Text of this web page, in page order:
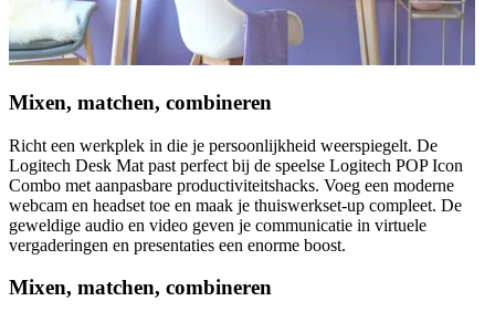
Mixen, matchen, combineren
Richt een werkplek in die je persoonlijkheid weerspiegelt. De
Logitech Desk Mat past perfect bij de speelse Logitech POP Icon
Combo met aanpasbare productiviteitshacks. Voeg een moderne
webcam en headset toe en maak je thuiswerkset-up compleet. De
geweldige audio en video geven je communicatie in virtuele
vergaderingen en presentaties een enorme boost.
Mixen, matchen, combineren